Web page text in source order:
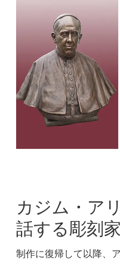
カジム・ア
話する彫刻家
制作に復帰して以降、